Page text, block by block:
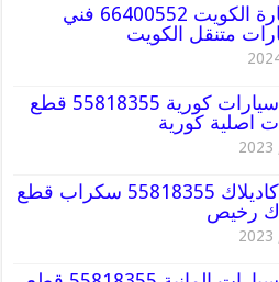
تظليل سيارة الكويت 66400552 فني
متنقل الكويت
قطع غيار سيارات كورية 55818355 قطع
اصلية كورية
قطع غيار كاديلاك 55818355 سكراب قطع
رخيص